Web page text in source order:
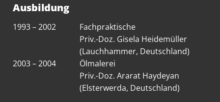
Ausbildung
1993 – 2002
Fachpraktische
Priv.-Doz. Gisela Heidemüller
(Lauchhammer, Deutschland)
2003 – 2004
Ölmalerei
Priv.-Doz. Ararat Haydeyan
(Elsterwerda, Deutschland)